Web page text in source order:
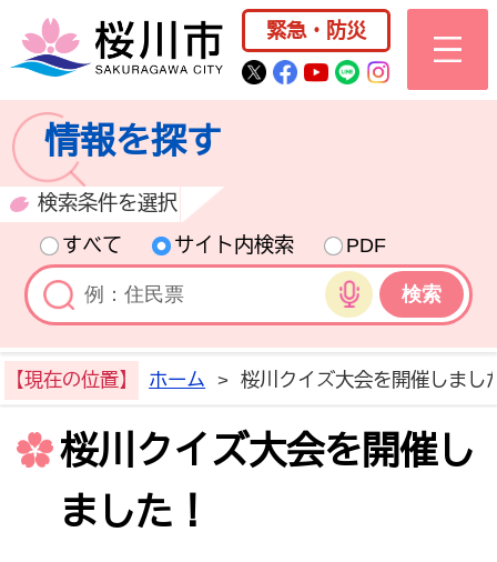
桜川市公式ホー
緊急・防災
桜川市公式Twitter
桜川市公式
桜川市公式
桜川市公式
情報を探す
検索条件を選択
すべて
サイト内検索
PDF
音声検索
【現在の位置】 ホーム > 桜川クイズ大会を開催しまし
桜川クイズ大会を開催し
ました！